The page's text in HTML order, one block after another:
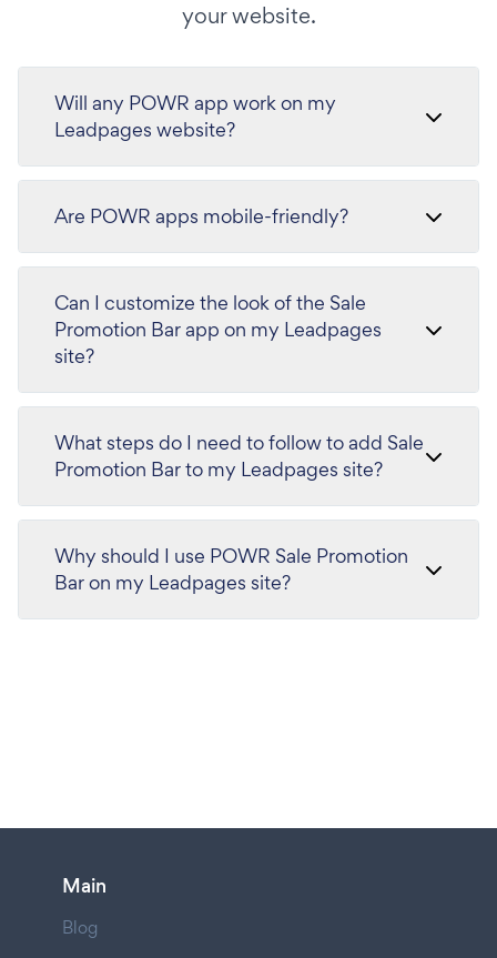
your website.
Will any POWR app work on my
Leadpages website?
Are POWR apps mobile-friendly?
Can I customize the look of the Sale
Promotion Bar app on my Leadpages
site?
What steps do I need to follow to add Sale
Promotion Bar to my Leadpages site?
Why should I use POWR Sale Promotion
Bar on my Leadpages site?
Main
Blog